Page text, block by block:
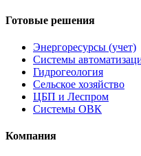
Готовые решения
Энергоресурсы (учет)
Системы
Гидрогеология
Сельское хозяйство
ЦБП и Леспром
Системы ОВК
Компания